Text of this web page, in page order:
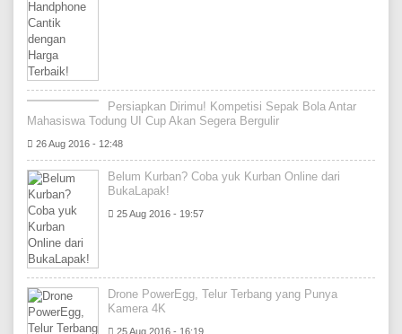
Persiapkan Dirimu! Kompetisi Sepak Bola Antar
Mahasiswa Todung UI Cup Akan Segera Bergulir
26 Aug 2016 - 12:48
Belum Kurban? Coba yuk Kurban Online dari
BukaLapak!
25 Aug 2016 - 19:57
Drone PowerEgg, Telur Terbang yang Punya
Kamera 4K
25 Aug 2016 - 16:19